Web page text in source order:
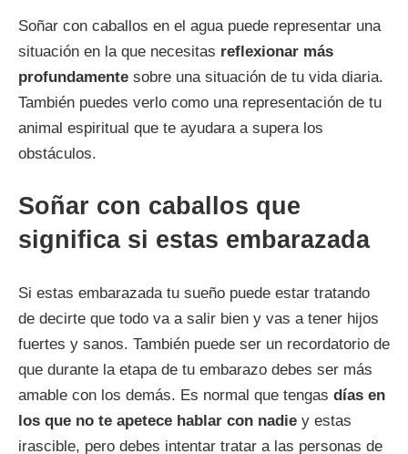
Soñar con caballos en el agua puede representar una
situación en la que necesitas reflexionar más
profundamente sobre una situación de tu vida diaria.
También puedes verlo como una representación de tu
animal espiritual que te ayudara a supera los
obstáculos.
Soñar con caballos que
significa si estas embarazada
Si estas embarazada tu sueño puede estar tratando
de decirte que todo va a salir bien y vas a tener hijos
fuertes y sanos. También puede ser un recordatorio de
que durante la etapa de tu embarazo debes ser más
amable con los demás. Es normal que tengas días en
los que no te apetece hablar con nadie y estas
irascible, pero debes intentar tratar a las personas de